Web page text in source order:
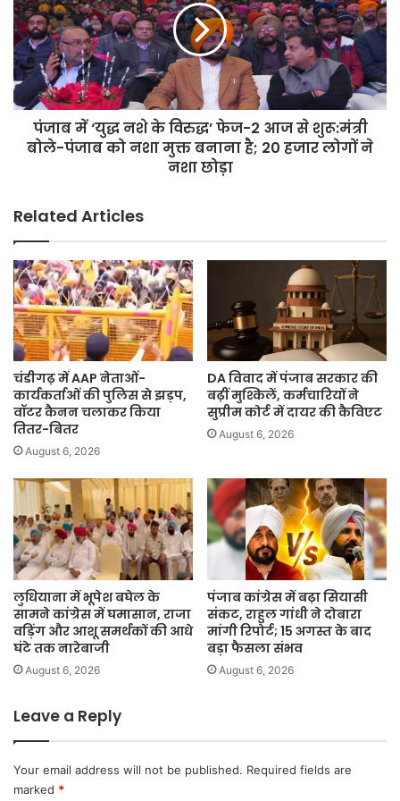
नशे
के
विरुद्ध’
फेज-2
आज
से
शुरू:मंत्री
बोले-
मुक्त
बनाना
है;
20
हजार
लोगों
ने
नशा
छोड़ा
पंजाब में ‘युद्ध नशे के विरुद्ध’ फेज-2 आज से शुरू:मंत्री
बोले-पंजाब को नशा मुक्त बनाना है; 20 हजार लोगों ने
नशा छोड़ा
Related Articles
चंडीगढ़ में AAP नेताओं-
कार्यकर्ताओं की पुलिस से झड़प,
वॉटर कैनन चलाकर किया
तितर-बितर
August 6, 2026
DA विवाद में पंजाब सरकार की
बढ़ीं मुश्किलें, कर्मचारियों ने
सुप्रीम कोर्ट में दायर की कैविएट
August 6, 2026
लुधियाना में भूपेश बघेल के
सामने कांग्रेस में घमासान, राजा
वड़िंग और आशू समर्थकों की आधे
घंटे तक नारेबाजी
August 6, 2026
पंजाब कांग्रेस में बढ़ा सियासी
संकट, राहुल गांधी ने दोबारा
मांगी रिपोर्ट; 15 अगस्त के बाद
बड़ा फैसला संभव
August 6, 2026
Leave a Reply
Your email address will not be published. Required fields are
marked *